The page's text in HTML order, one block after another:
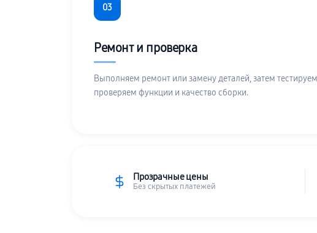
03
Ремонт и проверка
Выполняем ремонт или замену деталей, затем
проверяем функции и качество сборки.
Прозрачные цены
Без скрытых платежей